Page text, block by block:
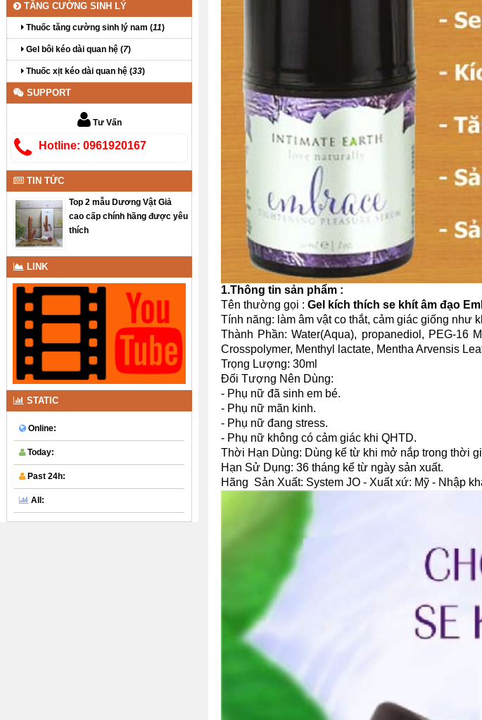
1.Thông tin sản phẩm :
Tên thường gọi : Gel kích thích se khít âm đạo
Tính năng: làm âm vật co thắt, cảm giác giống như
Thành Phần: Water(Aqua), propanediol, PEG-16
Crosspolymer, Menthyl lactate, Mentha Arvensis
Trọng Lượng: 30ml
Đối Tượng Nên Dùng:
- Phụ nữ đã sinh em bé.
- Phụ nữ mãn kinh.
- Phụ nữ đang stress.
- Phụ nữ không có cảm giác khi QHTD.
Thời Hạn Dùng: Dùng kể từ khi mở nắp trong thời
Hạn Sử Dụng: 36 tháng kể từ ngày sản xuất.
Hãng Sản Xuất: System JO - Xuất xứ: Mỹ - Nhập
TĂNG CƯỜNG SINH LÝ
Thuốc tăng cường sinh lý nam (11)
Gel bôi kéo dài quan hệ (7)
Thuốc xịt kéo dài quan hệ (33)
SUPPORT
Tư Vấn
Hotline: 0961920167
TIN TỨC
Top 2 mẫu Dương Vật Giả
cao cấp chính hãng được yêu
thích
LINK
STATIC
Online:
Today:
Past 24h:
All: